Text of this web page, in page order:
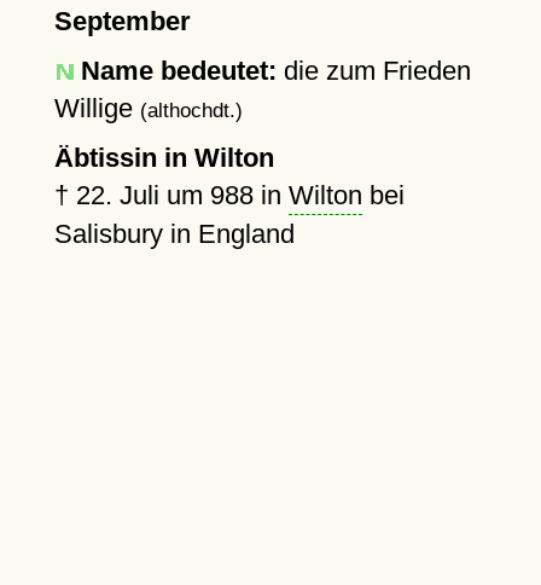
September
Name bedeutet: die zum Frieden
Willige (althochdt.)
Äbtissin in Wilton
† 22. Juli um 988in Wilton bei
Salisbury in England